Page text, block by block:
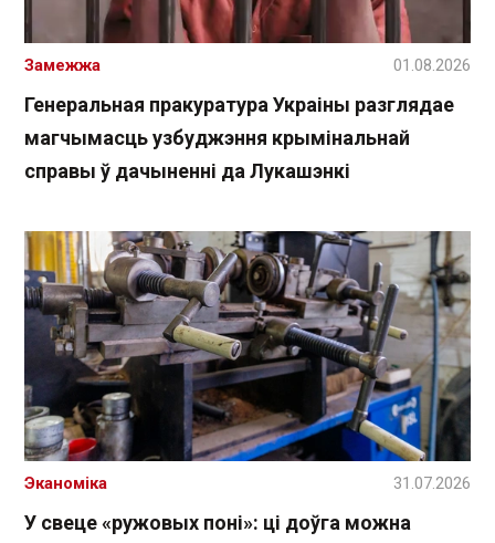
Генеральная пракуратура Украіны разглядае
магчымасць узбуджэння крымінальнай
справы ў дачыненні да Лукашэнкі
Замежжа 01.08.2026
У свеце «ружовых поні»: ці доўга можна
Эканоміка 31.07.2026